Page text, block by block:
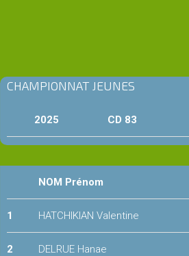
CHAMPIONNAT JEUNES
2025 CD 83
NOM Prénom
1 HATCHIKIAN Valentine
2 DELRUE Hanae